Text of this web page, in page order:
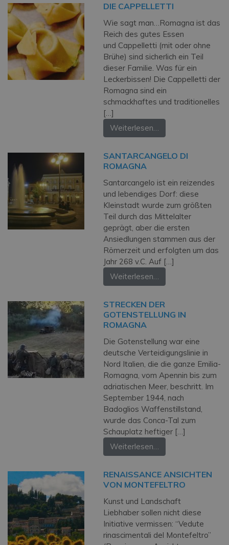
DIE CAPPELLETTI
Wie sagt man…Romagna ist das
Reich des gutes Essen
und Cappelletti (mit oder ohne
Brühe) sind sicherlich ein Teil
dieser Familie. Was für ein
Leckerbissen! Die Cappelletti der
Romagna sind ein
schmackhaftes und traditionelles
[…]
Weiterlesen…
SANTARCANGELO DI
ROMAGNA
Santarcangelo ist ein reizendes
und lebendiges Dorf: diese
Kleinstadt wurde zum größten
Teil durch das Mittelalter
geprägt, aber die ersten
Ansiedlungen stammen aus der
Römerzeit und erfolgten um das
Jahr 268 v.C. Auf […]
Weiterlesen…
STRECKEN DER
GOTENSTELLUNG IN
ROMAGNA
Die Gotenstellung war eine
deutsche Verteidigungslinie in
Nord Italien, die die ganze Emilia-
Romagna, vom Apennin bis zum
adriatischen Meer, beschritt. Im
September 1944, nach
Badoglios Waffenstillstand,
wurde das Conca-Tal zum
Schauplatz heftiger […]
Weiterlesen…
RENAISSANCE ANSICHTEN
VON MONTEFELTRO
Kunst und Landschaft
Liebhaber sollen nicht diese
Initiative vermissen: “Vedute
rinascimentali del Montefeltro”